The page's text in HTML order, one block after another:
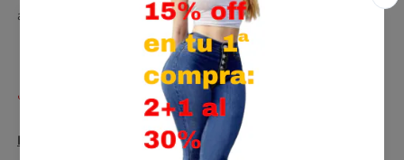
adición versátil a tu armario.
PDMX Jeans